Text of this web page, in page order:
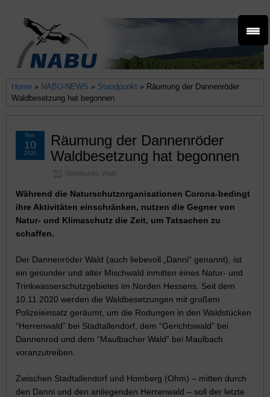
Home » NABU-NEWS » Standpunkt » Räumung der Dannenröder
Waldbesetzung hat begonnen
Räumung der Dannenröder
Waldbesetzung hat begonnen
Standpunkt Wald
Nov.
10
2020
Während die Naturschutzorganisationen Corona-bedingt
ihre Aktivitäten einschränken, nutzen die Gegner von
Natur- und Klimaschutz die Zeit, um Tatsachen zu
schaffen.
Der Dannenröder Wald (auch liebevoll „Danni“ genannt), ist
ein gesunder und alter Mischwald inmitten eines Natur- und
Trinkwasserschutzgebietes im Norden Hessens. Seit dem
10.11.2020 werden die Waldbesetzungen mit großem
Polizeieinsatz geräumt, um die Rodungen in den Waldstücken
“Herrenwald” bei Stadtallendorf, dem “Gerichtswald” bei
Dannenrod und dem “Maulbacher Wald” bei Maulbach
voranzutreiben.
Zwischen Stadtallendorf und Homberg (Ohm) – mitten durch
den Danni und den anliegenden Herrenwald – soll der letzte